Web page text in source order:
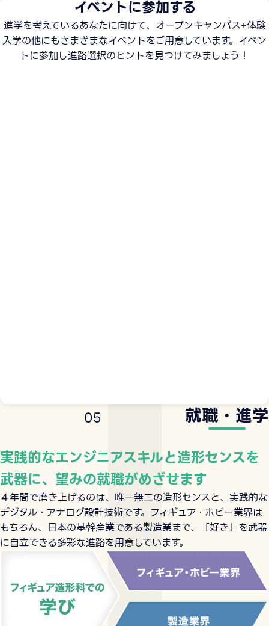
イベントに参加する
進学を考えているあなたに向けて、オープンキャンパス+体験
入学の他にもさまざまなイベントをご用意しています。イベン
トに参加し進路選択のヒントを見つけてみましょう！
05 就職・進学
実践的なエンジニアスキルと造形センスを
武器に、望みの就職がめざせます
４年間で磨き上げるのは、唯一無二の造形センスと、実践的な
デジタル・アナログ設計技術です。フィギュア・ホビー業界は
もちろん、日本の基幹産業である製造業まで、「好き」を武器
に自立できる多彩な進路を用意しています。